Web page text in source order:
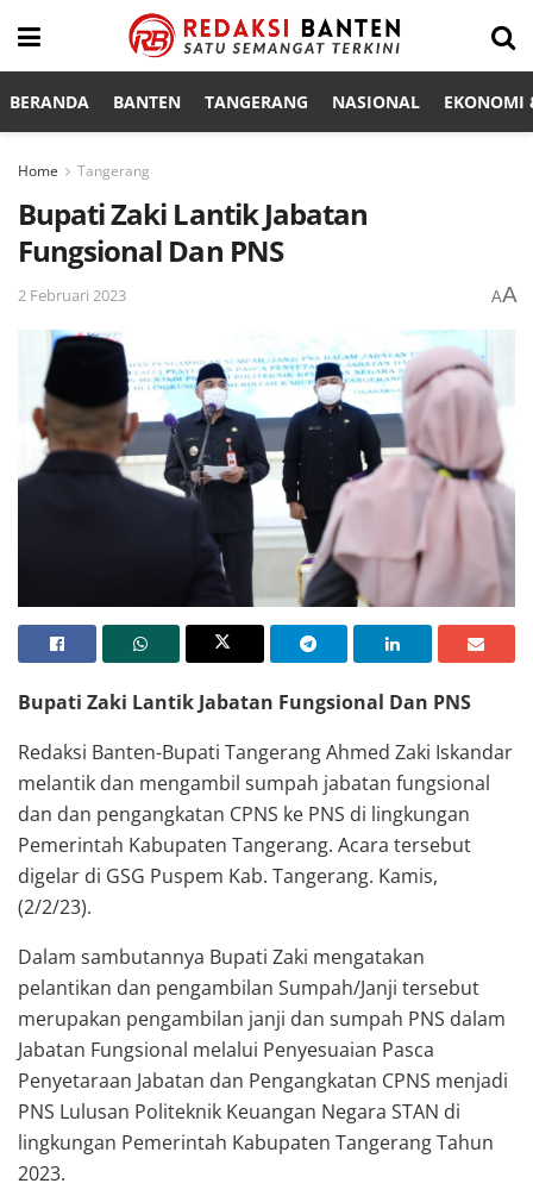
BERANDA BANTEN TANGERANG NASIONAL EKONOMI
Home Tangerang
Bupati Zaki Lantik Jabatan
Fungsional Dan PNS
2 Februari 2023 AA
Bupati Ahmed Zaki Iskandar melantik dan sumpah jabatan fungsional dan PNS
di GSG Pemkab Tangerang
Bupati Zaki Lantik Jabatan Fungsional Dan PNS
Redaksi Banten-Bupati Tangerang Ahmed Zaki Iskandar
melantik dan mengambil sumpah jabatan fungsional
dan dan pengangkatan CPNS ke PNS di lingkungan
Pemerintah Kabupaten Tangerang. Acara tersebut
digelar di GSG Puspem Kab. Tangerang. Kamis,
(2/2/23).
Dalam sambutannya Bupati Zaki mengatakan
pelantikan dan pengambilan Sumpah/Janji tersebut
merupakan pengambilan janji dan sumpah PNS dalam
Jabatan Fungsional melalui Penyesuaian Pasca
Penyetaraan Jabatan dan Pengangkatan CPNS menjadi
PNS Lulusan Politeknik Keuangan Negara STAN di
lingkungan Pemerintah Kabupaten Tangerang Tahun
2023.